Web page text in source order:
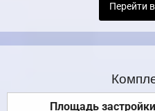
Перейти
Площадь